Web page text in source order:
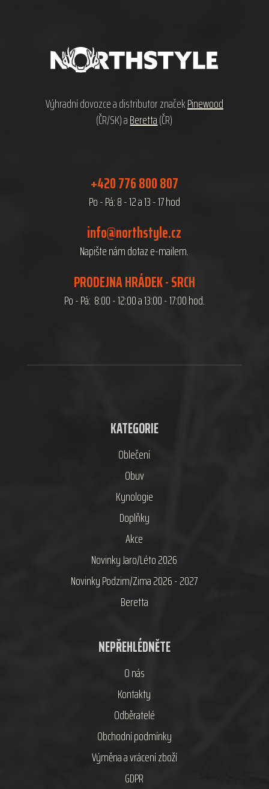
Výhradní dovozce a distributor značekPinewood
(ČR/SK) aBeretta(ČR)
+420 776 800 807
Po - Pá: 8 - 12 a 13 - 17 hod
info@northstyle.cz
Napište nám dotaz e-mailem.
PRODEJNA HRÁDEK - SRCH
Po - Pá: 8:00 - 12:00 a 13:00 - 17:00 hod.
KATEGORIE
Oblečení
Obuv
Kynologie
Doplňky
Akce
Novinky Jaro/Léto 2026
Novinky Podzim/Zima 2026 - 2027
Beretta
NEPŘEHLÉDNĚTE
O nás
Kontakty
Odběratelé
Obchodní podmínky
Výměna a vrácení zboží
GDPR